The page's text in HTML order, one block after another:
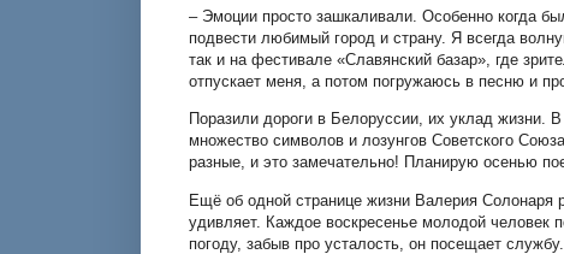
– Эмоции просто зашкаливали. Особенно когда
подвести любимый город и страну. Я всегда
так и на фестивале «Славянский базар», где
отпускает меня, а потом погружаюсь в песню и
Поразили дороги в Белоруссии, их уклад жизни.
множество символов и лозунгов Советского
разные, и это замечательно! Планирую осенью
Ещё об одной странице жизни Валерия Солонаря
удивляет. Каждое воскресенье молодой
погоду, забыв про усталость, он посещает